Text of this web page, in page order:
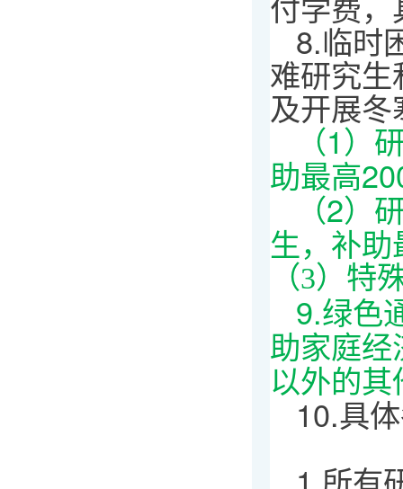
8.临时
难研究
及开展
（1）
助最高
（2）
生，补
（3）特
9.绿色
助家庭
以外的
10.具